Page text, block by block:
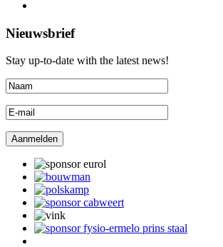
Nieuwsbrief
Stay up-to-date with the latest news!